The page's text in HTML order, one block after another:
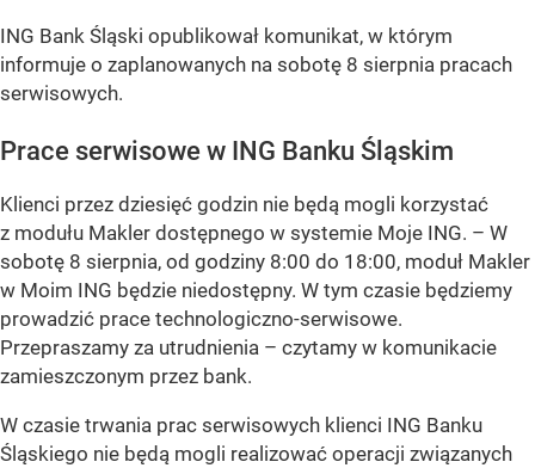
ING Bank Śląski opublikował komunikat, w którym
informuje o zaplanowanych na sobotę 8 sierpnia pracach
serwisowych.
Prace serwisowe w ING Banku Śląskim
Klienci przez dziesięć godzin nie będą mogli korzystać
z modułu Makler dostępnego w systemie Moje ING. – W
sobotę 8 sierpnia, od godziny 8:00 do 18:00, moduł Makler
w Moim ING będzie niedostępny. W tym czasie będziemy
prowadzić prace technologiczno-serwisowe.
Przepraszamy za utrudnienia – czytamy w komunikacie
zamieszczonym przez bank.
W czasie trwania prac serwisowych klienci ING Banku
Śląskiego nie będą mogli realizować operacji związanych